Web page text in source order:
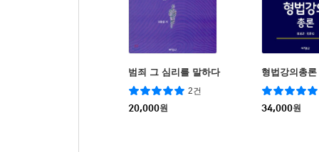
범죄 그 심리를 말하다
2건
20,000원
형법강의총론
34,000원